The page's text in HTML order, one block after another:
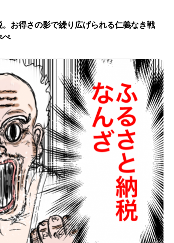
お得さの影で繰り広げられる仁義なき戦
ぺ